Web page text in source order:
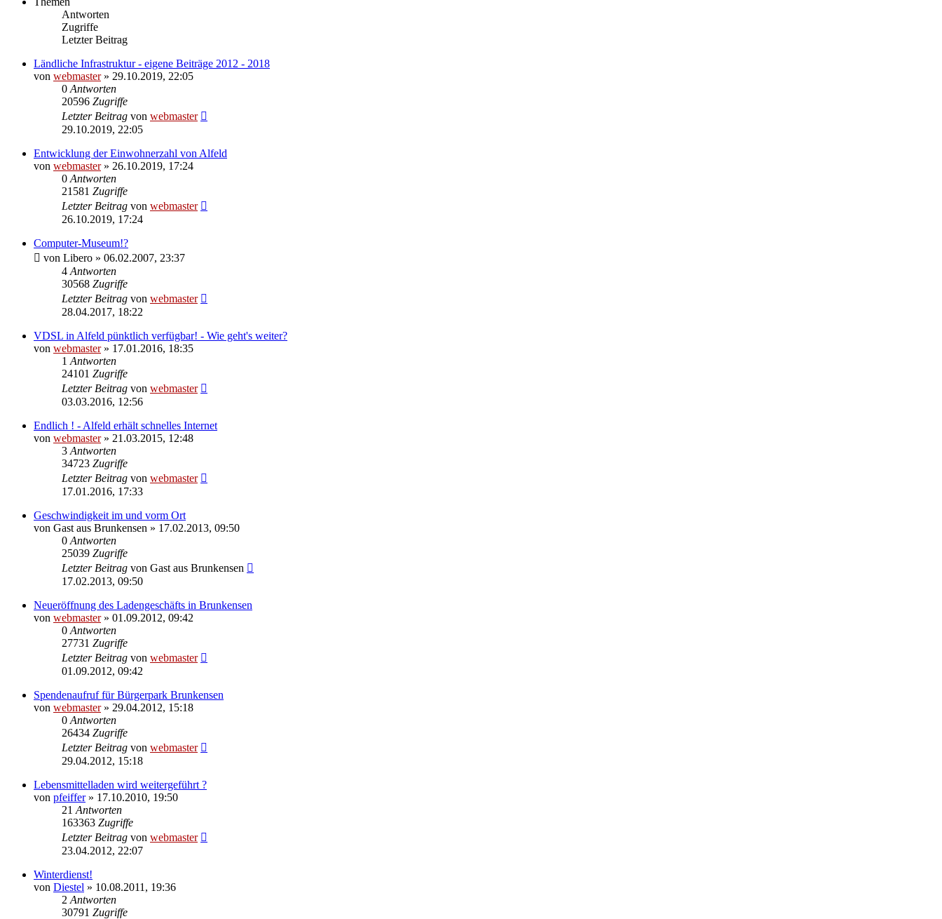
Antworten
Zugriffe
Letzter Beitrag
Ländliche Infrastruktur - eigene Beiträge 2012 - 2018
von webmaster» 29.10.2019, 22:05
0 Antworten
20596 Zugriffe
Letzter Beitrag von webmaster
29.10.2019, 22:05
Entwicklung der Einwohnerzahl von Alfeld
von webmaster» 26.10.2019, 17:24
0 Antworten
21581 Zugriffe
Letzter Beitrag von webmaster
26.10.2019, 17:24
Computer-Museum!?
von Libero » 06.02.2007, 23:37
4 Antworten
30568 Zugriffe
Letzter Beitrag von webmaster
28.04.2017, 18:22
VDSL in Alfeld pünktlich verfügbar! - Wie geht's weiter?
von webmaster» 17.01.2016, 18:35
1 Antworten
24101 Zugriffe
Letzter Beitrag von webmaster
03.03.2016, 12:56
Endlich ! - Alfeld erhält schnelles Internet
von webmaster» 21.03.2015, 12:48
3 Antworten
34723 Zugriffe
Letzter Beitrag von webmaster
17.01.2016, 17:33
Geschwindigkeit im und vorm Ort
von Gast aus Brunkensen » 17.02.2013, 09:50
0 Antworten
25039 Zugriffe
Letzter Beitrag von Gast aus Brunkensen
17.02.2013, 09:50
Neueröffnung des Ladengeschäfts in Brunkensen
von webmaster» 01.09.2012, 09:42
0 Antworten
27731 Zugriffe
Letzter Beitrag von webmaster
01.09.2012, 09:42
Spendenaufruf für Bürgerpark Brunkensen
von webmaster» 29.04.2012, 15:18
0 Antworten
26434 Zugriffe
Letzter Beitrag von webmaster
29.04.2012, 15:18
Lebensmittelladen wird weitergeführt ?
von pfeiffer» 17.10.2010, 19:50
21 Antworten
163363 Zugriffe
Letzter Beitrag von webmaster
23.04.2012, 22:07
Winterdienst!
von Diestel » 10.08.2011, 19:36
2 Antworten
30791 Zugriffe